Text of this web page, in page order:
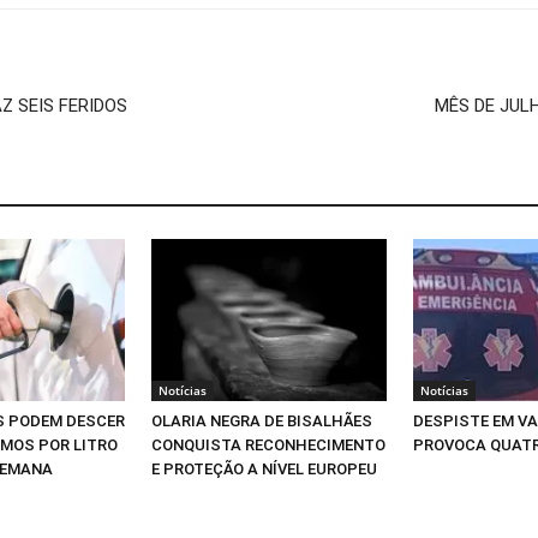
SEIS FERIDOS MÊS DE
DESCER
POR LITRO
Notícias
OLARIA NEGRA DE BISALHÃES
CONQUISTA RECONHECIMENTO
E PROTEÇÃO A NÍVEL EUROPEU
Notícias
DESPISTE EM
PROVOCA